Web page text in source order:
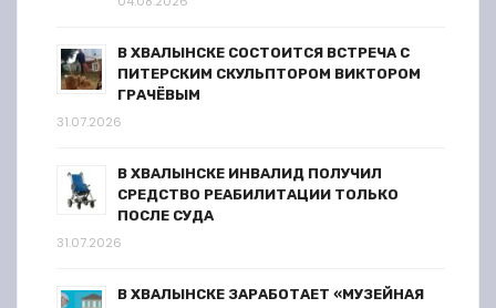
В ХВАЛЫНСКЕ СОСТОИТСЯ ВСТРЕЧА С
ПИТЕРСКИМ СКУЛЬПТОРОМ ВИКТОРОМ
ГРАЧЁВЫМ
31.07.2026
В ХВАЛЫНСКЕ ИНВАЛИД ПОЛУЧИЛ
СРЕДСТВО РЕАБИЛИТАЦИИ ТОЛЬКО
ПОСЛЕ СУДА
31.07.2026
В ХВАЛЫНСКЕ ЗАРАБОТАЕТ «МУЗЕЙНАЯ